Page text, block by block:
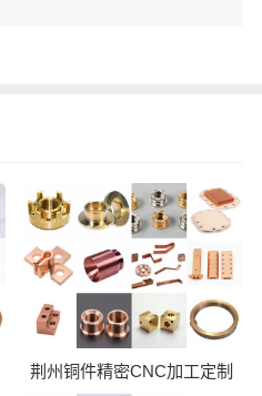
荆州铜件精密CNC加工定制